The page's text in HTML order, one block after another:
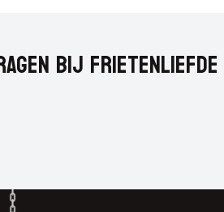
BIJ FRIETENLIEFDE